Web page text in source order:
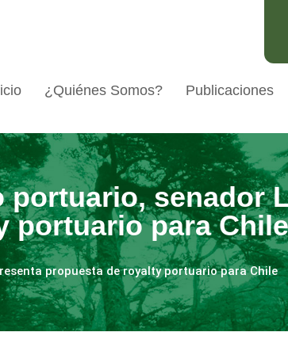
¿Quiénes Somos? Publicaciones
senador
portuario para Chile
propuesta de royalty portuario para Chile